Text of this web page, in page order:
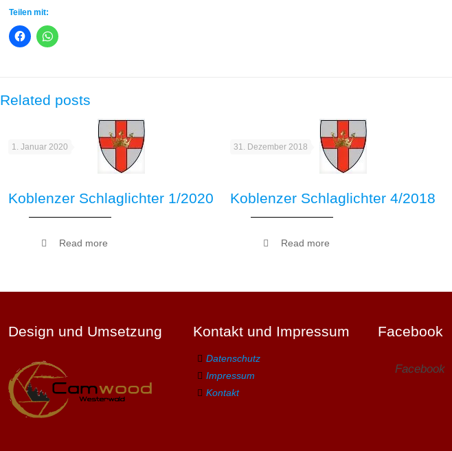
Teilen mit:
Related posts
1. Januar 2020
Koblenzer Schlaglichter 1/2020
Read more
31. Dezember 2018
Koblenzer Schlaglichter 4/2018
Read more
Design und Umsetzung Kontakt und Impressum
Datenschutz
Impressum
Kontakt
Facebook
Facebook